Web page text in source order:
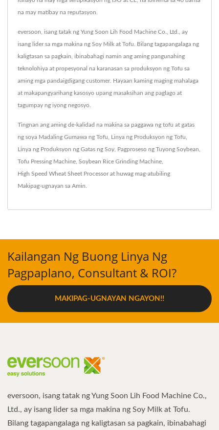
na may matibay na reputasyon.
eversoon, isang tatak ng Yung Soon Lih Food Machine Co., Ltd., ay
isang lider sa mga makina ng Soy Milk at Tofu. Bilang tagapangalaga ng
kaligtasan sa pagkain, ibinabahagi namin ang aming pangunahing
teknolohiya at propesyonal na karanasan sa produksyon ng Tofu sa
aming mga pandaigdigang customer. Hayaan kaming maging mahalaga
at makapangyarihang kasosyo upang masaksihan ang paglago at
tagumpay ng iyong negosyo.
Tingnan ang aming de-kalidad na makina sa paggawa ng tofu at gatas
ng soya Madaling Gumawa ng Tofu Linya ng Produksyon ng Tofu
Linya ng Produksyon ng Gatas ng Soy Pagproseso ng Tuyong Soybean
Tofu Pressing Machine Soybean Rice Grinding Machine
High Speed Wheat Sheet Processorat huwag mag-atubiling
Makipag-ugnayan sa Amin
Kailangan Ng Buong Linya Ng
Pagpaplano, Consultant & ROI?
MAKIPAG-UGNAYAN NGAYON!!
eversoon, isang tatak ng Yung Soon Lih Food Machine Co.,
Ltd., ay isang lider sa mga makina ng Soy Milk at Tofu.
Bilang tagapangalaga ng kaligtasan sa pagkain, ibinabahagi